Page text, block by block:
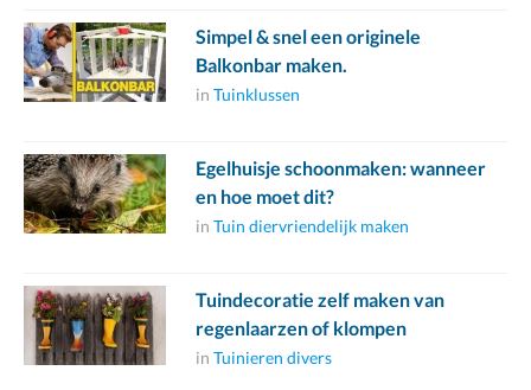
Simpel & snel een originele
Balkonbar maken.
in Tuinklussen
Egelhuisje schoonmaken: wanneer
en hoe moet dit?
in Tuin diervriendelijk maken
Tuindecoratie zelf maken van
regenlaarzen of klompen
in Tuinieren divers